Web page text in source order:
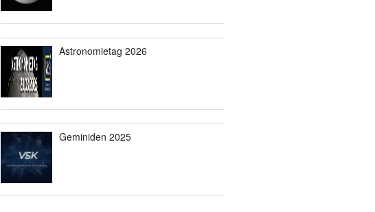
Astronomietag 2026
Geminiden 2025